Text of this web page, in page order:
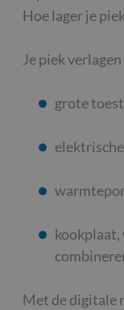
Hoe lager je
Je piek
grote
kookplaat,
Met de digitale